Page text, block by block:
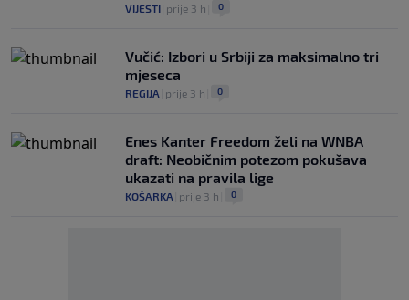
VIJESTI prije 3 h 0
Vučić: Izbori u Srbiji za maksimalno tri
mjeseca
REGIJA prije 3 h 0
Enes Kanter Freedom želi na WNBA
draft: Neobičnim potezom pokušava
ukazati na pravila lige
KOŠARKA prije 3 h 0